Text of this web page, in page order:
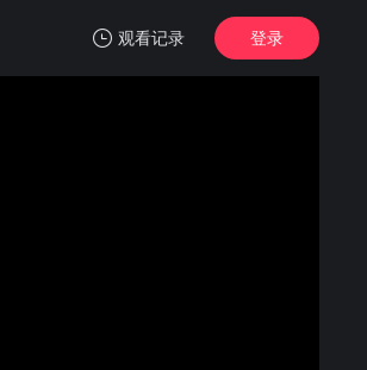
观看记录 登录